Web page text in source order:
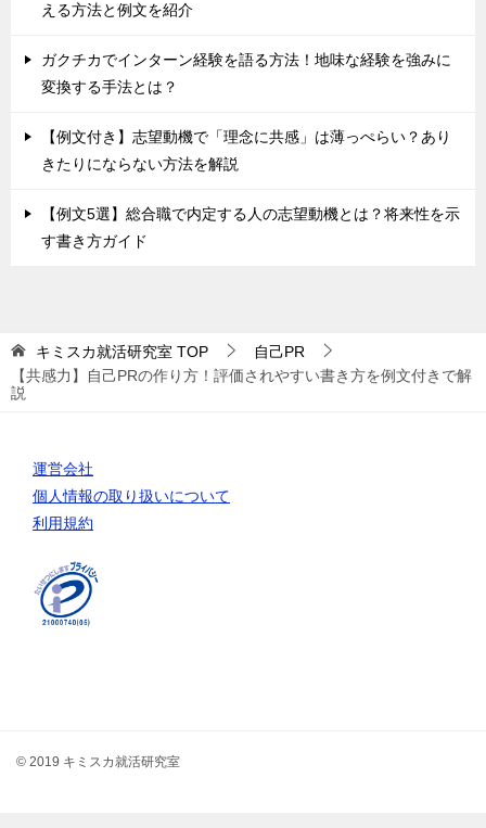
える方法と例文を紹介
ガクチカでインターン経験を語る方法！地味な経験を強みに
変換する手法とは？
【例文付き】志望動機で「理念に共感」は薄っぺらい？あり
きたりにならない方法を解説
【例文5選】総合職で内定する人の志望動機とは？将来性を示
す書き方ガイド
キミスカ就活研究室 TOP
自己PR
【共感力】自己PRの作り方！評価されやすい書き方を例文付きで解
説
運営会社
個人情報の取り扱いについて
利用規約
© 2019 キミスカ就活研究室